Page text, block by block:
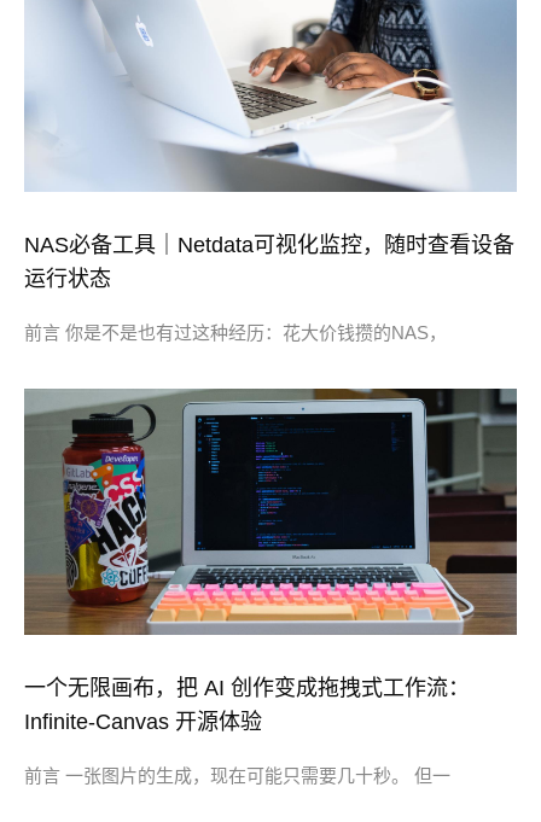
NAS必备工具｜Netdata可视化监控，随时查看设备
运行状态
前言 你是不是也有过这种经历：花大价钱攒的NAS，
一个无限画布，把 AI 创作变成拖拽式工作流：
Infinite-Canvas 开源体验
前言 一张图片的生成，现在可能只需要几十秒。 但一